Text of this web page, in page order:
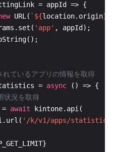
URL( ` ${location.origin}
'app'
= async
await
'/k/v1/apps/